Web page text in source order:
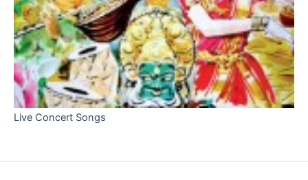
Live Concert Songs